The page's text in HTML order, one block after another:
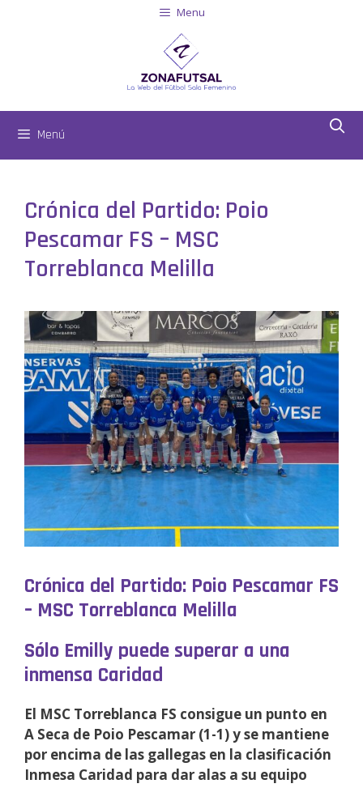
Menu
Menú
Crónica del Partido: Poio
Pescamar FS – MSC
Torreblanca Melilla
Crónica del Partido: Poio Pescamar FS
– MSC Torreblanca Melilla
Sólo Emilly puede superar a una
inmensa Caridad
El MSC Torreblanca FS consigue un punto en
A Seca de Poio Pescamar (1-1) y se mantiene
por encima de las gallegas en la clasificación
Inmesa Caridad para dar alas a su equipo